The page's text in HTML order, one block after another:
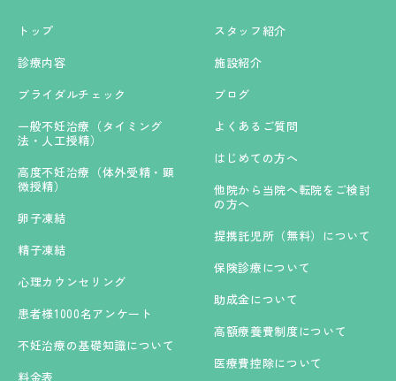
トップ
診療内容
ブライダルチェック
一般不妊治療（タイミング
法・人工授精）
高度不妊治療（体外受精・顕
微授精）
卵子凍結
精子凍結
心理カウンセリング
患者様1000名アンケート
不妊治療の基礎知識について
料金表
スタッフ紹介
施設紹介
ブログ
よくあるご質問
はじめての方へ
他院から当院へ転院をご検討
の方へ
提携託児所（無料）について
保険診療について
助成金について
高額療養費制度について
医療費控除について